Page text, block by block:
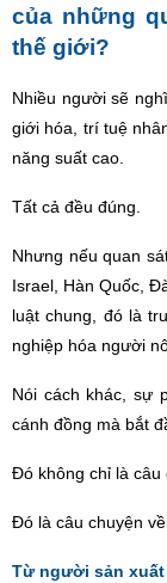
của những
thế giới?
Nhiều người sẽ
giới hóa, trí tuệ
năng suất cao.
Tất cả đều đúng.
Nhưng nếu quan
Israel, Hàn Quốc,
luật chung, đó là
nghiệp hóa người
Nói cách khác, sự
cánh đồng mà bắt
Đó không chỉ là câu
Đó là câu chuyện
Từ người sản